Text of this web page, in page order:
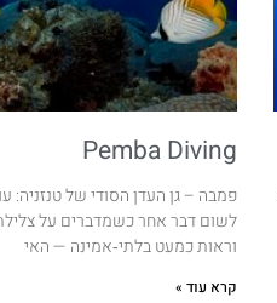
Pemba Diving
פמבה – גן העדן הסודי של טנזניה:
לשום דבר אחר כשמדברים על
וראות כמעט בלתי‑אמינה — האי
קרא עוד »